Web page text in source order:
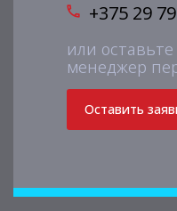
+375 29
или
менеджер
Оставить